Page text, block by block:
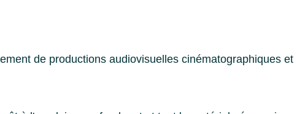
de productions audiovisuelles cinématographiques et